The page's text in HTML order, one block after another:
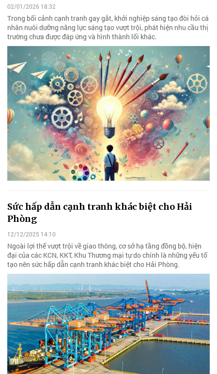
02/01/2026 18:32
Trong bối cảnh cạnh tranh gay gắt, khởi nghiệp sáng tạo đòi hỏi cá
nhân nuôi dưỡng năng lực sáng tạo vượt trội, phát hiện nhu cầu thị
trường chưa được đáp ứng và hình thành lối khác.
Sức hấp dẫn cạnh tranh khác biệt cho Hải
Phòng
12/12/2025 14:10
Ngoài lợi thế vượt trội về giao thông, cơ sở hạ tầng đồng bộ, hiện
đại của các KCN, KKT, Khu Thương mại tự do chính là những yếu tố
tạo nên sức hấp dẫn cạnh tranh khác biệt cho Hải Phòng.